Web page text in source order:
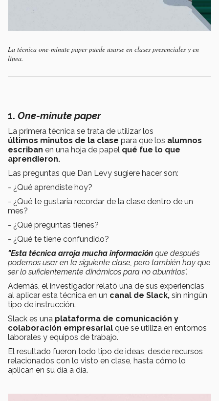
La técnica one-minute paperpuede usarse en clases presenciales y en
línea.
1. One-minute paper
La primera técnica se trata de utilizar los
últimos minutos de la clase para que los alumnos
escriban en una hoja de papel qué fue lo que
aprendieron.
Las preguntas que Dan Levy sugiere hacer son:
- ¿Qué aprendiste hoy?
- ¿Qué te gustaría recordar de la clase dentro de un
mes?
- ¿Qué preguntas tienes?
- ¿Qué te tiene confundido?
"Esta técnica arroja mucha información que después
podemos usar en la siguiente clase, pero también hay que
ser lo suficientemente dinámicos para no aburrirlos".
Además, el investigador relató una de sus experiencias
al aplicar esta técnica en un canal de Slack, sin ningún
tipo de instrucción.
Slack es una plataforma de comunicación y
colaboración empresarial que se utiliza en entornos
laborales y equipos de trabajo.
El resultado fueron todo tipo de ideas, desde recursos
relacionados con lo visto en clase, hasta cómo lo
aplican en su día a día.